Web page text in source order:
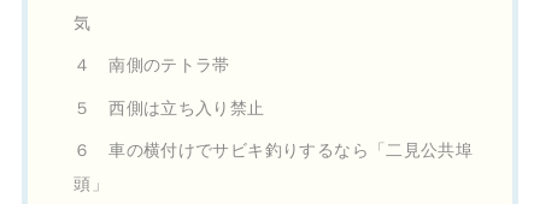
気
４ 南側のテトラ帯
５ 西側は立ち入り禁止
６ 車の横付けでサビキ釣りするなら「二見公共埠
頭」